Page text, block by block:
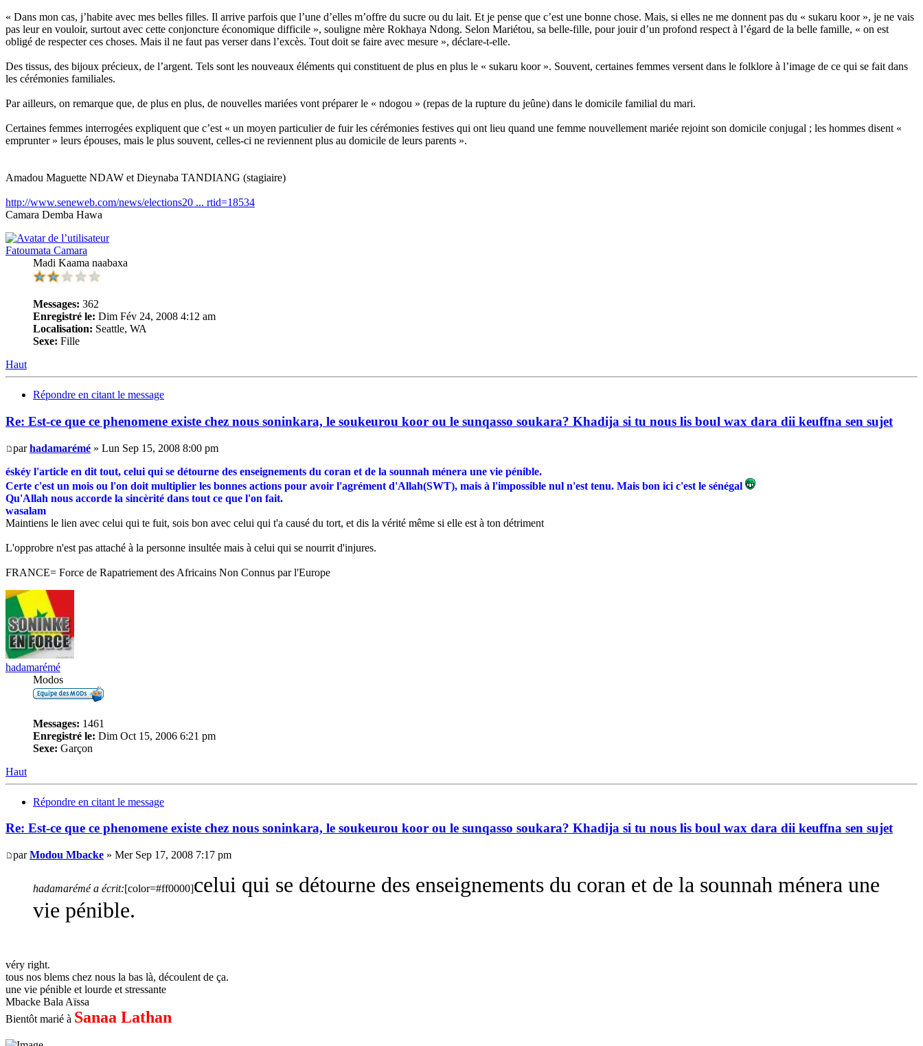
« Dans mon cas, j’habite avec mes belles filles. Il arrive parfois que l’une d’elles m’offre du sucre ou du lait. Et je pense que c’est une bonne chose. Mais, si elles ne me donnent pas du « sukaru koor », je ne vais
pas leur en vouloir, surtout avec cette conjoncture économique difficile », souligne mère Rokhaya Ndong. Selon Mariétou, sa belle-fille, pour jouir d’un profond respect à l’égard de la belle famille, « on est
obligé de respecter ces choses. Mais il ne faut pas verser dans l’excès. Tout doit se faire avec mesure », déclare-t-elle.
Des tissus, des bijoux précieux, de l’argent. Tels sont les nouveaux éléments qui constituent de plus en plus le « sukaru koor ». Souvent, certaines femmes versent dans le folklore à l’image de ce qui se fait dans
les cérémonies familiales.
Par ailleurs, on remarque que, de plus en plus, de nouvelles mariées vont préparer le « ndogou » (repas de la rupture du jeûne) dans le domicile familial du mari.
Certaines femmes interrogées expliquent que c’est « un moyen particulier de fuir les cérémonies festives qui ont lieu quand une femme nouvellement mariée rejoint son domicile conjugal ; les hommes disent «
emprunter » leurs épouses, mais le plus souvent, celles-ci ne reviennent plus au domicile de leurs parents ».
Amadou Maguette NDAW et Dieynaba TANDIANG (stagiaire)
http://www.seneweb.com/news/elections20 ... rtid=18534
Camara Demba Hawa
Fatoumata Camara
Madi Kaama naabaxa
Messages: 362
Enregistré le: Dim Fév 24, 2008 4:12 am
Localisation: Seattle, WA
Sexe: Fille
Haut
Répondre en citant le message
Re: Est-ce que ce phenomene existe chez nous soninkara, le soukeurou koor ou le sunqasso soukara? Khadija si tu nous lis boul wax dara dii keuffna sen sujet
parhadamarémé » Lun Sep 15, 2008 8:00 pm
éskéy l'article en dit tout, celui qui se détourne des enseignements du coran et de la sounnah ménera une vie pénible.
Certe c'est un mois ou l'on doit multiplier les bonnes actions pour avoir l'agrément d'Allah(SWT), mais à l'impossible nul n'est tenu. Mais bon ici c'est le sénégal
Qu'Allah nous accorde la sincèrité dans tout ce que l'on fait.
wasalam
Maintiens le lien avec celui qui te fuit, sois bon avec celui qui t'a causé du tort, et dis la vérité même si elle est à ton détriment
L'opprobre n'est pas attaché à la personne insultée mais à celui qui se nourrit d'injures.
FRANCE= Force de Rapatriement des Africains Non Connus par l'Europe
hadamarémé
Modos
Messages: 1461
Enregistré le: Dim Oct 15, 2006 6:21 pm
Sexe: Garçon
Haut
Répondre en citant le message
Re: Est-ce que ce phenomene existe chez nous soninkara, le soukeurou koor ou le sunqasso soukara? Khadija si tu nous lis boul wax dara dii keuffna sen sujet
parModou Mbacke » Mer Sep 17, 2008 7:17 pm
hadamarémé a écrit:[color=#ff0000]celui qui se détourne des enseignements du coran et de la sounnah ménera une
vie pénible.
véry right.
tous nos blems chez nous la bas là, découlent de ça.
une vie pénible et lourde et stressante
Mbacke Bala Aïssa
Bientôt marié à Sanaa Lathan